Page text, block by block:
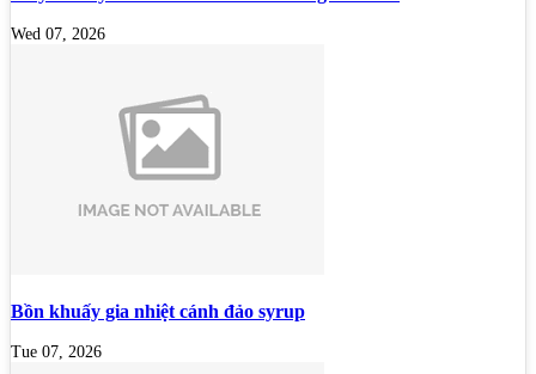
Wed 07, 2026
Bồn khuấy gia nhiệt cánh đảo syrup
Tue 07, 2026